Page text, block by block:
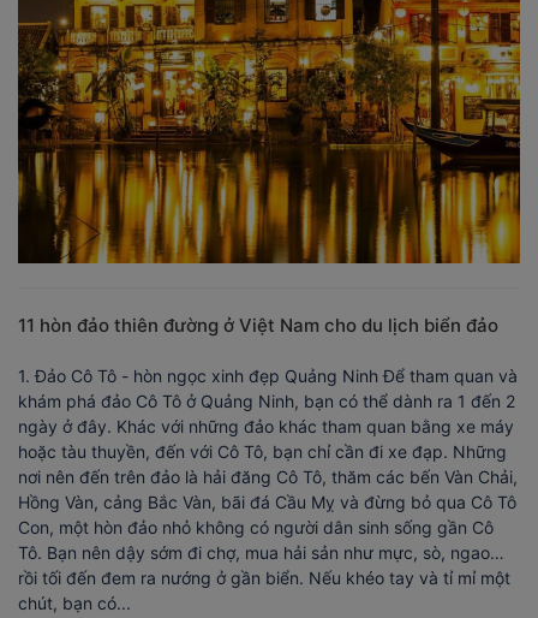
11 hòn đảo thiên đường ở Việt Nam cho du lịch biển đảo
1. Đảo Cô Tô - hòn ngọc xinh đẹp Quảng Ninh Để tham quan và
khám phá đảo Cô Tô ở Quảng Ninh, bạn có thể dành ra 1 đến 2
ngày ở đây. Khác với những đảo khác tham quan bằng xe máy
hoặc tàu thuyền, đến với Cô Tô, bạn chỉ cần đi xe đạp. Những
nơi nên đến trên đảo là hải đăng Cô Tô, thăm các bến Vàn Chải,
Hồng Vàn, cảng Bắc Vàn, bãi đá Cầu Mỵ và đừng bỏ qua Cô Tô
Con, một hòn đảo nhỏ không có người dân sinh sống gần Cô
Tô. Bạn nên dậy sớm đi chợ, mua hải sản như mực, sò, ngao…
rồi tối đến đem ra nướng ở gần biển. Nếu khéo tay và tỉ mỉ một
chút, bạn có...